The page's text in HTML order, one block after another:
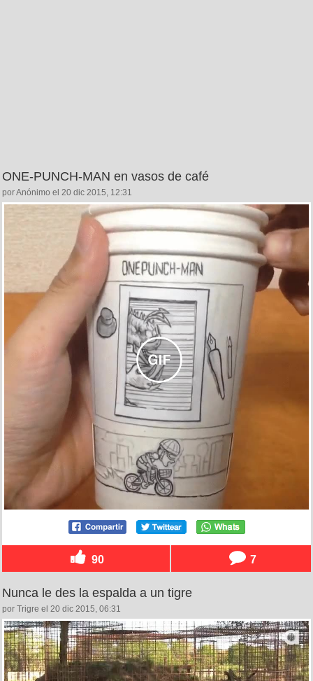
ONE-PUNCH-MAN en vasos de café
por Anónimo el 20 dic 2015, 12:31
90 7
Nunca le des la espalda a un tigre
por Trigre el 20 dic 2015, 06:31